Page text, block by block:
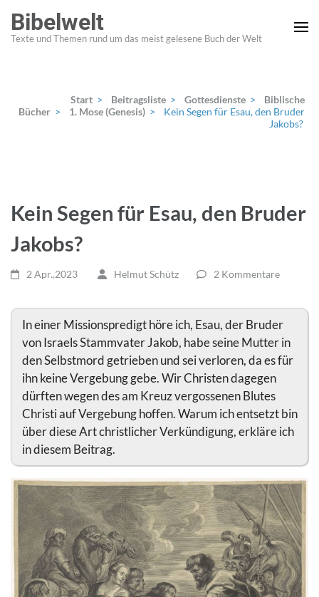
Inhalt
springen
Bibelwelt
Texte und Themen rund um das meist gelesene Buch der Welt
Start > Beitragsliste > Gottesdienste >
Biblische
Bücher > 1. Mose (Genesis) >
Kein Segen für Esau, den Bruder
Jakobs?
Kein Segen für Esau, den Bruder
Jakobs?
2 Apr.,2023 Helmut Schütz 2 Kommentare
In einer Missionspredigt höre ich, Esau, der Bruder
von Israels Stammvater Jakob, habe seine Mutter in
den Selbstmord getrieben und sei verloren, da es für
ihn keine Vergebung gebe. Wir Christen dagegen
dürften wegen des am Kreuz vergossenen Blutes
Christi auf Vergebung hoffen. Warum ich entsetzt bin
über diese Art christlicher Verkündigung, erkläre ich
in diesem Beitrag.